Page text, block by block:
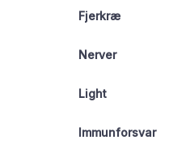
Fjerkræ
Nerver
Light
Immunforsvar